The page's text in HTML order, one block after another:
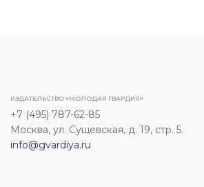
ИЗДАТЕЛЬСТВО «МОЛОДАЯ ГВАРДИЯ»
+7 (495) 787-62-85
Москва, ул. Сущевская, д. 19, стр. 5.
info@gvardiya.ru